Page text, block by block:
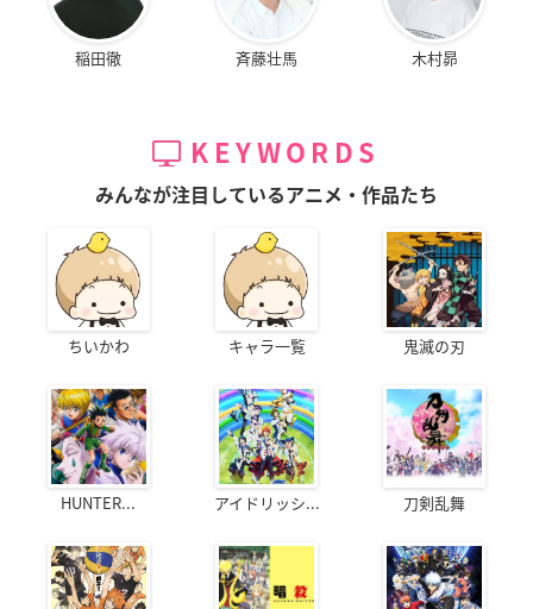
稲田徹 斉藤壮馬 木村昴
KEYWORDS
みんなが注目しているアニメ・作品たち
ちいかわ キャラ一覧 鬼滅の刃
HUNTER... アイドリッシ... 刀剣乱舞